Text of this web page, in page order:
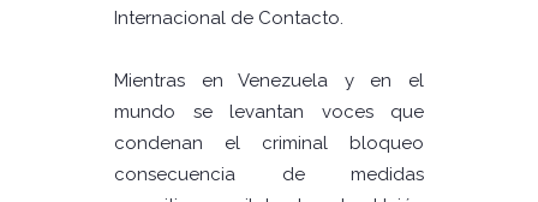
Internacional de Contacto.
Mientras en Venezuela y en el
mundo se levantan voces que
condenan el criminal bloqueo
consecuencia de medidas